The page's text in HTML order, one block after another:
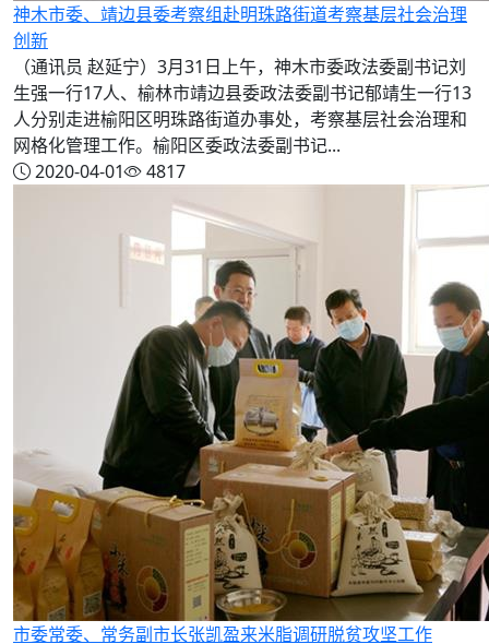
神木市委、靖边县委考察组赴明珠路街道考察基层社会治理
创新
（通讯员 赵延宁）3月31日上午，神木市委政法委副书记刘
生强一行17人、榆林市靖边县委政法委副书记郁靖生一行13
人分别走进榆阳区明珠路街道办事处，考察基层社会治理和
网格化管理工作。榆阳区委政法委副书记...
2020-04-01
4817
市委常委、常务副市长张凯盈来米脂调研脱贫攻坚工作